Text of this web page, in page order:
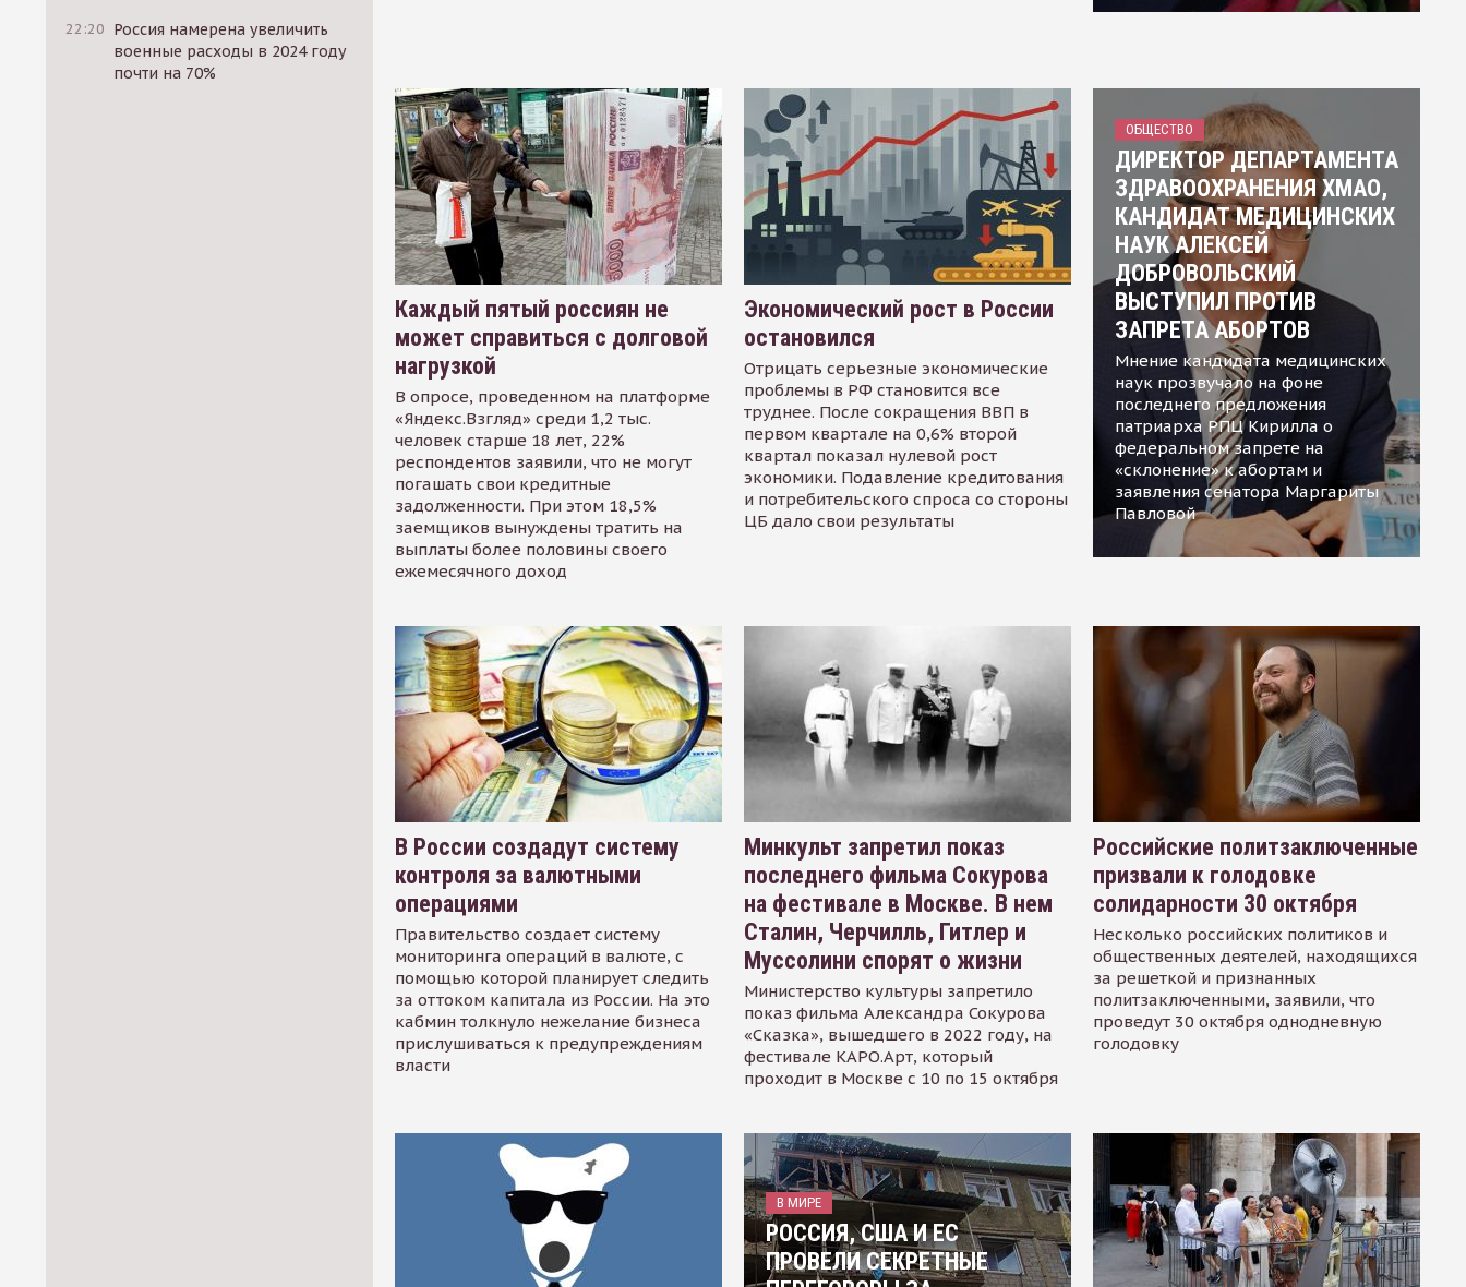
22:20 Россия намерена увеличить
военные расходы в 2024 году
почти на 70%
Каждый пятый россиян не
может справиться с долговой
нагрузкой
В опросе, проведенном на платформе
«Яндекс.Взгляд» среди 1,2 тыс.
человек старше 18 лет, 22%
респондентов заявили, что не могут
погашать свои кредитные
задолженности. При этом 18,5%
заемщиков вынуждены тратить на
выплаты более половины своего
ежемесячного доход
Экономический рост в России
остановился
Отрицать серьезные экономические
проблемы в РФ становится все
труднее. После сокращения ВВП в
первом квартале на 0,6% второй
квартал показал нулевой рост
экономики. Подавление кредитования
и потребительского спроса со стороны
ЦБ дало свои результаты
ОБЩЕСТВО
ДИРЕКТОР ДЕПАРТАМЕНТА
ЗДРАВООХРАНЕНИЯ ХМАО,
КАНДИДАТ МЕДИЦИНСКИХ
НАУК АЛЕКСЕЙ
ДОБРОВОЛЬСКИЙ
ВЫСТУПИЛ ПРОТИВ
ЗАПРЕТА АБОРТОВ
Мнение кандидата медицинских
наук прозвучало на фоне
последнего предложения
патриарха РПЦ Кирилла о
федеральном запрете на
«склонение» к абортам и
заявления сенатора Маргариты
Павловой
В России создадут систему
контроля за валютными
операциями
Правительство создает систему
мониторинга операций в валюте, с
помощью которой планирует следить
за оттоком капитала из России. На это
кабмин толкнуло нежелание бизнеса
прислушиваться к предупреждениям
власти
Минкульт запретил показ
последнего фильма Сокурова
на фестивале в Москве. В нем
Сталин, Черчилль, Гитлер и
Муссолини спорят о жизни
Министерство культуры запретило
показ фильма Александра Сокурова
«Сказка», вышедшего в 2022 году, на
фестивале КАРО.Арт, который
проходит в Москве с 10 по 15 октября
Российские политзаключенные
призвали к голодовке
солидарности 30 октября
Несколько российских политиков и
общественных деятелей, находящихся
за решеткой и признанных
политзаключенными, заявили, что
проведут 30 октября однодневную
голодовку
В МИРЕ
РОССИЯ, США И ЕС
ПРОВЕЛИ СЕКРЕТНЫЕ